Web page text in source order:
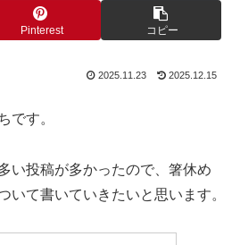
Pinterest コピー
2025.11.23 2025.12.15
です。
い投稿が多かったので、箸休め
いて書いていきたいと思います。